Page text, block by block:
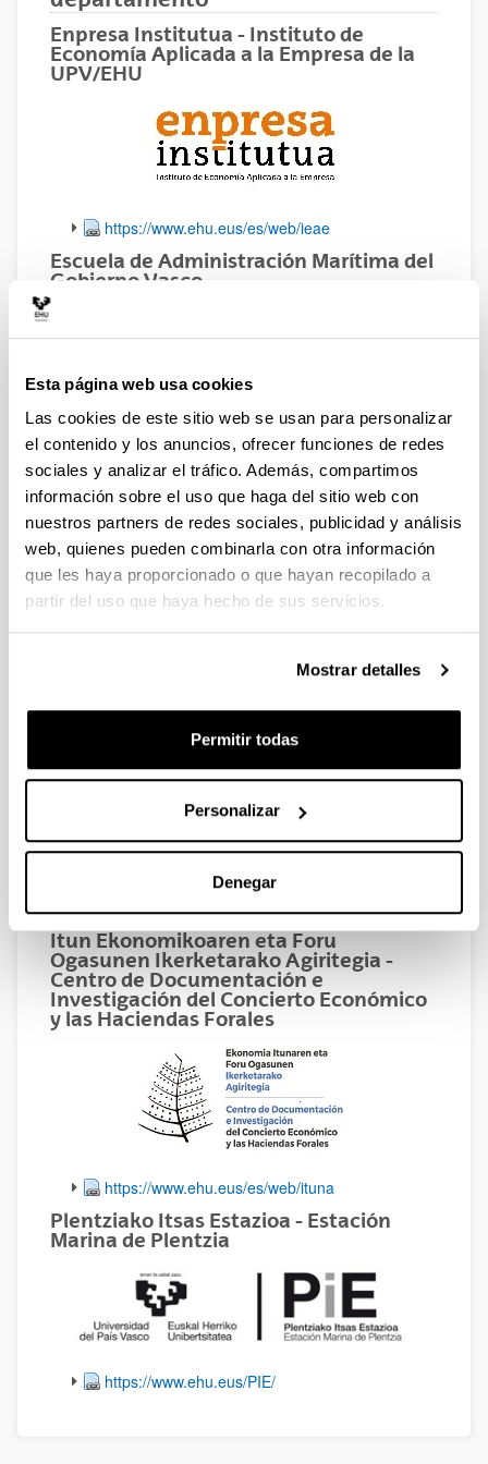
Esta página web usa cookies
Las cookies de este sitio web se usan para personalizar
el contenido y los anuncios, ofrecer funciones de redes
sociales y analizar el tráfico. Además, compartimos
información sobre el uso que haga del sitio web con
nuestros partners de redes sociales, publicidad y análisis
web, quienes pueden combinarla con otra información
que les haya proporcionado o que hayan recopilado a
partir del uso que haya hecho de sus servicios.
Mostrar detalles
Permitir todas
Personalizar
Denegar
Enpresa Institutua - Instituto de
Economía Aplicada a la Empresa de la
UPV/EHU
https://www.ehu.eus/es/web/ieae
Escuela de Administración Marítima del
Gobierno Vasco
administracion-maritima/web01-a2garrai/es/
Competitiveness. Universidad Carlo
Cattaneo LIUC
https://www.liuc.it/ricerca/in-evidenza/iec-
institute-for-entrepreneurship-and-
competitiveness/
Instituto Complutense de Estudios
https://www.ucm.es/icei/
Itun Ekonomikoaren eta Foru
Ogasunen Ikerketarako Agiritegia -
Centro de Documentación e
Investigación del Concierto Económico
y las Haciendas Forales
https://www.ehu.eus/es/web/ituna
Plentziako Itsas Estazioa - Estación
Marina de Plentzia
https://www.ehu.eus/PIE/